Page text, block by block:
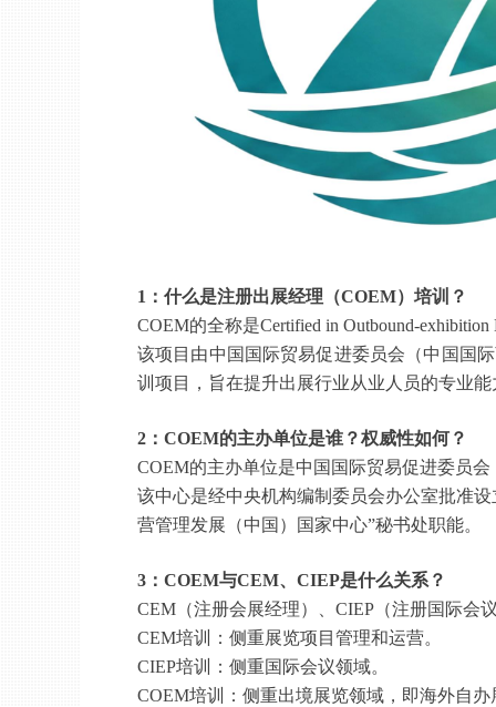
1：什么是注册出展经理（COEM）培训？
COEM的全称是Certified in Outbound-exhibition
该项目由中国国际贸易促进委员会（中国国
训项目，旨在提升出展行业从业人员的专业
2：COEM的主办单位是谁？权威性如何？
COEM的主办单位是中国国际贸易促进委员
该中心是经中央机构编制委员会办公室批准
营管理发展（中国）国家中心”秘书处职能。
3：COEM与CEM、CIEP是什么关系？
CEM（注册会展经理）、CIEP（注册国际会
CEM培训： 侧重展览项目管理和运营。
CIEP培训： 侧重国际会议领域。
COEM培训： 侧重出境展览领域， 即海外自办